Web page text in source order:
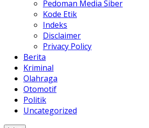
Pedoman Media Siber
Kode Etik
Indeks
Disclaimer
Privacy Policy
Berita
Kriminal
Olahraga
Otomotif
Politik
Uncategorized